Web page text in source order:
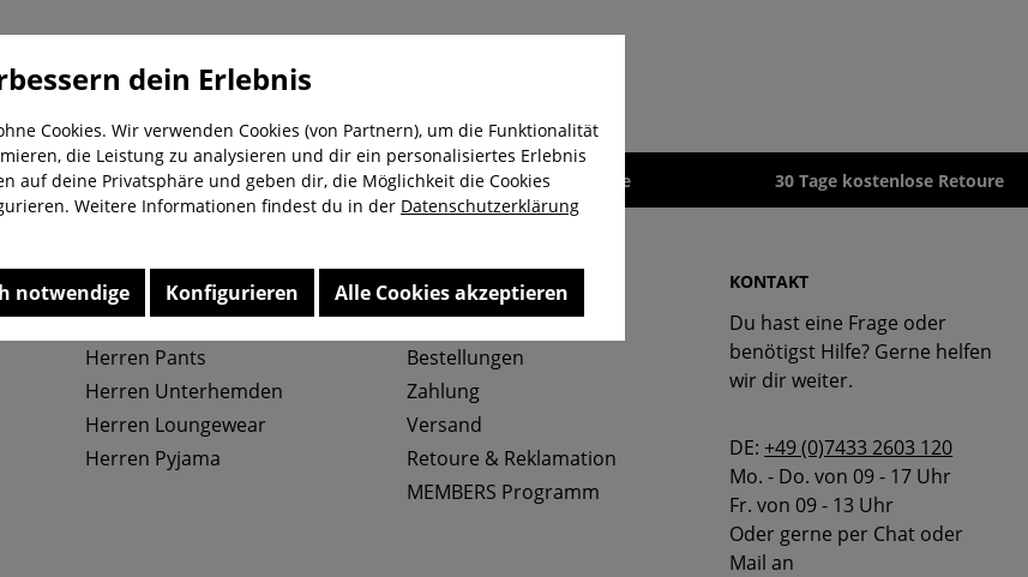
Kostenloser Versand ab 29,-€ Lieferzeit 1-3 Werktage 30 Tage kostenlose Retoure
Top Kategorien
Herren Slips
Herren Pants
Herren Unterhemden
Herren Loungewear
Herren Pyjama
Service & FAQ
Größentabellen
Bestellungen
Zahlung
Versand
Retoure & Reklamation
MEMBERS Programm
KONTAKT
Du hast eine Frage oder
benötigst Hilfe? Gerne helfen
wir dir weiter.
DE:+49 (0)7433 2603 120
Mo. - Do. von 09 - 17 Uhr
Fr. von 09 - 13 Uhr
Oder gerne per Chat oder
Mail an
dein Erlebnis
Cookies. Wir verwenden Cookies (von Partnern), um die Funktionalität
die Leistung zu analysieren und dir ein personalisiertes Erlebnis
auf deine Privatsphäre und geben dir, die Möglichkeit die Cookies
Weitere Informationen findest du in der Datenschutzerklärung
notwendige Konfigurieren Alle Cookies akzeptieren